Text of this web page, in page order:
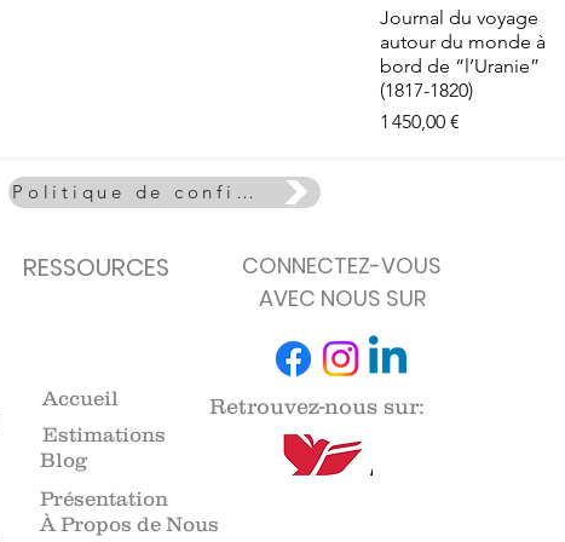
Aperçu rapide
Journal du voyage
autour du monde à
bord de “l’Uranie”
(1817-1820)
Prix
1 450,00 €
Politique de confidentialité
RESSOURCES
CONNECTEZ-VOUS
AVEC NOUS SUR
Accueil
Estimations
Blog
Retrouvez-nous sur:
Présentation
À Propos de Nous